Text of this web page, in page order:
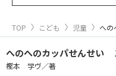
TOP こども 児童 へ
へのへのカッパせんせい
樫本 学ヴ／著